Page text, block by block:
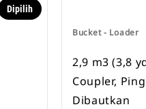
Dipilih
Bucket - Loader
2,9 m3 (3,8
Coupler,
Dibautkan